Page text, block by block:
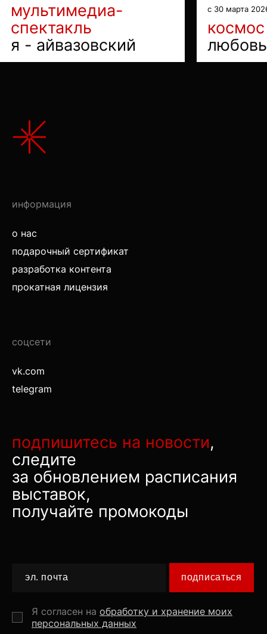
мультимедиа-
спектакль
я - айвазовский
с 30 марта
космос
любовь
информация
о нас
подарочный сертификат
разработка контента
прокатная лицензия
соцсети
vk.com
telegram
подпишитесь на новости,
следите
за обновлением расписания
выставок,
получайте промокоды
подписаться
Я согласен на обработку и хранение моих
персональных данных